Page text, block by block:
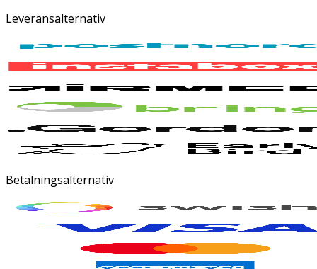
Leveransalternativ
Betalningsalternativ